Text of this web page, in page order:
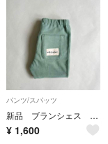
パンツ/スパッツ
新品 ブランシェス 後ろポケットつき ABITY ネーム 無地レギンス 110
¥ 1,600